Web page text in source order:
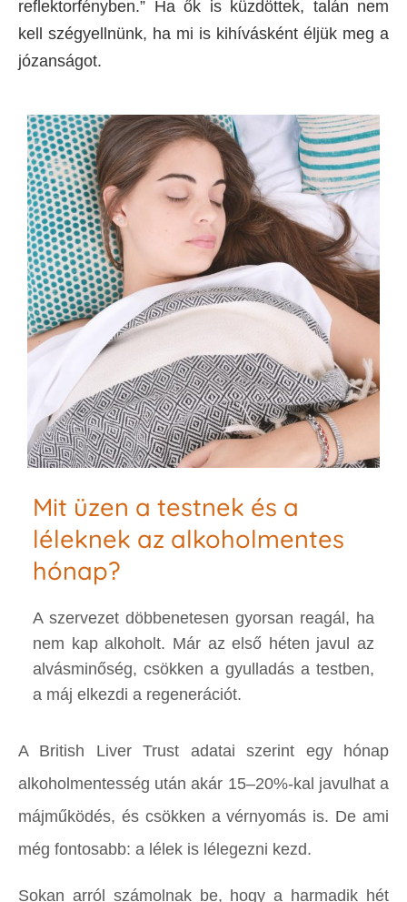
reflektorfényben.” Ha ők is küzdöttek, talán nem
kell szégyellnünk, ha mi is kihívásként éljük meg a
józanságot.
Mit üzen a testnek és a
léleknek az alkoholmentes
hónap?
A szervezet döbbenetesen gyorsan reagál, ha
nem kap alkoholt. Már az első héten javul az
alvásminőség, csökken a gyulladás a testben,
a máj elkezdi a regenerációt.
A British Liver Trust adatai szerint egy hónap
alkoholmentesség után akár 15–20%-kal javulhat a
májműködés, és csökken a vérnyomás is. De ami
még fontosabb: a lélek is lélegezni kezd.
Sokan arról számolnak be, hogy a harmadik hét